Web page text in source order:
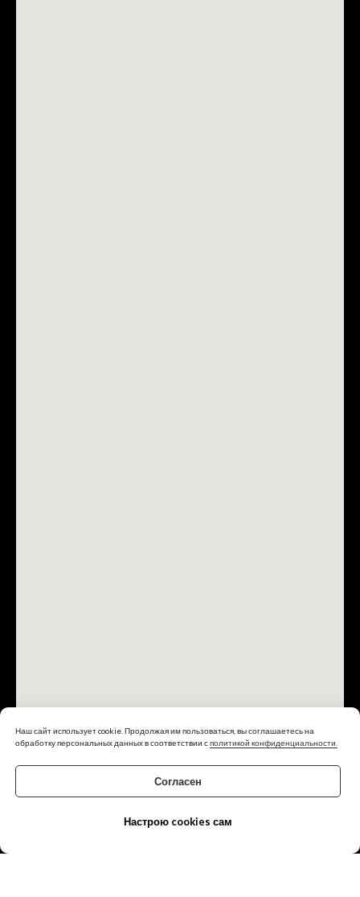
Наш сайт использует cookie. Продолжая им пользоваться, вы соглашаетесь на
обработку персональных данных в соответствии сполитикой конфиденциальности.
Согласен
Настрою cookies сам